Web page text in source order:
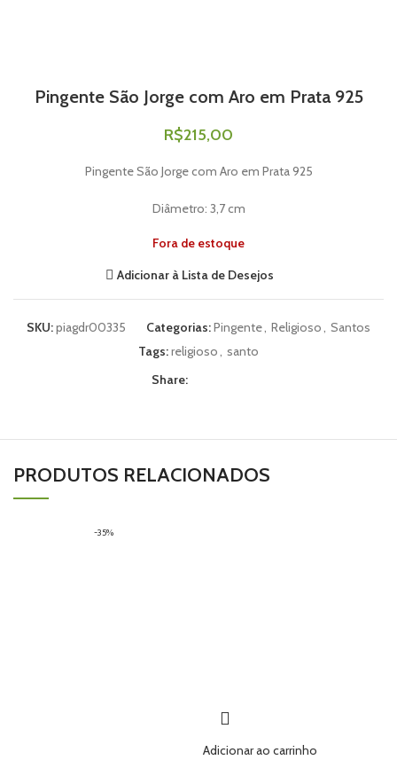
Pingente São Jorge com Aro em Prata 925
R$215,00
Pingente São Jorge com Aro em Prata 925
Diâmetro: 3,7 cm
Fora de estoque
Adicionar à Lista de Desejos
SKU:piagdr00335 Categorias:Pingente, Religioso, Santos
Tags:religioso, santo
Share:
PRODUTOS RELACIONADOS
-35%
Adicionar ao carrinho